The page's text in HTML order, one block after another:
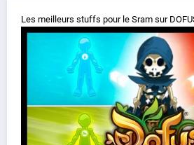
Les meilleurs stuffs pour le Sram sur